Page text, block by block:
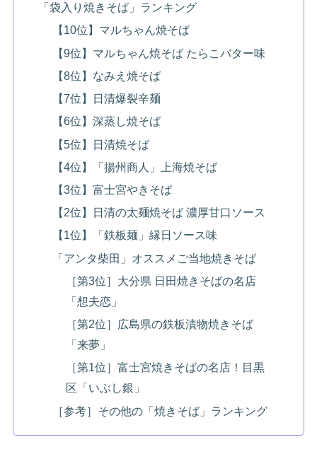
「袋入り焼きそば」ランキング
【10位】マルちゃん焼そば
【9位】マルちゃん焼そば たらこバター味
【8位】なみえ焼そば
【7位】日清爆裂辛麺
【6位】深蒸し焼そば
【5位】日清焼そば
【4位】「揚州商人」上海焼そば
【3位】富士宮やきそば
【2位】日清の太麺焼そば 濃厚甘口ソース
【1位】「鉄板麺」縁日ソース味
「アンタ柴田」オススメご当地焼きそば
［第3位］大分県 日田焼きそばの名店
「想夫恋」
［第2位］広島県の鉄板漬物焼きそば
「来夢」
［第1位］富士宮焼きそばの名店！目黒
区「いぶし銀」
［参考］その他の「焼きそば」ランキング